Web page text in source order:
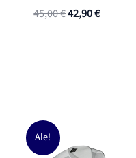
45,00€Alkuperäinen
42,90€Nykyinen
Ale!